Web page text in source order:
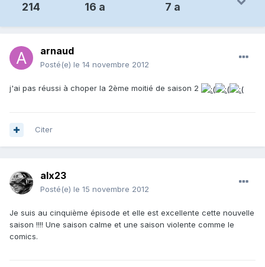
214 16 a 7 a
arnaud
Posté(e) le 14 novembre 2012
j'ai pas réussi à choper la 2ème moitié de saison 2
Citer
alx23
Posté(e) le 15 novembre 2012
Je suis au cinquième épisode et elle est excellente cette nouvelle
saison !!!! Une saison calme et une saison violente comme le
comics.